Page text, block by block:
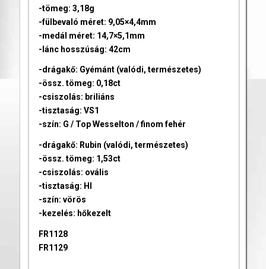
-tömeg: 3,18g
-fülbevaló méret: 9,05×4,4mm
-medál méret: 14,7×5,1mm
-lánc hosszúság: 42cm
-drágakő: Gyémánt (valódi, természetes)
-össz. tömeg: 0,18ct
-csiszolás: briliáns
-tisztaság: VS1
-szín: G / Top Wesselton / finom fehér
-drágakő: Rubin (valódi, természetes)
-össz. tömeg: 1,53ct
-csiszolás: ovális
-tisztaság: HI
-szín: vörös
-kezelés: hőkezelt
FR1128
FR1129